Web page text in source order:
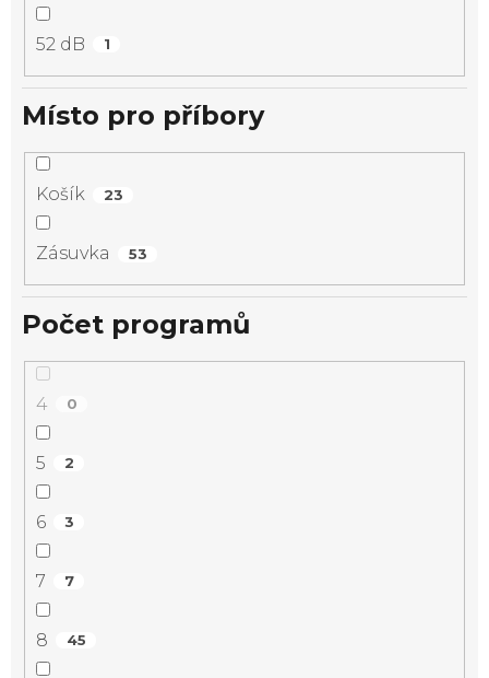
52 dB 1
Místo pro příbory
Košík 23
Zásuvka 53
Počet programů
4 0
5 2
6 3
7 7
8 45